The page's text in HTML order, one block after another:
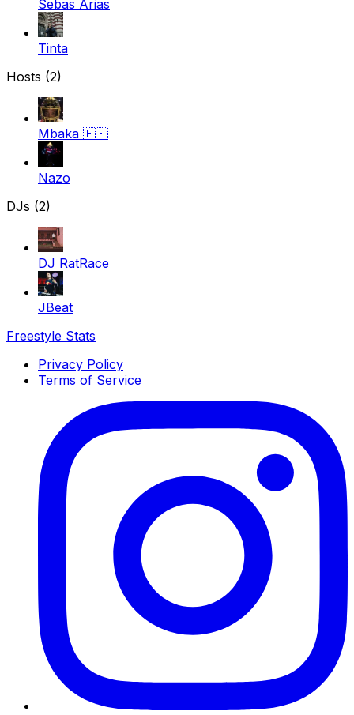
Sebas Arias
Tinta
Hosts (2)
Mbaka 🇪🇸
Nazo
DJs (2)
DJ RatRace
JBeat
Freestyle Stats
Privacy Policy
Terms of Service